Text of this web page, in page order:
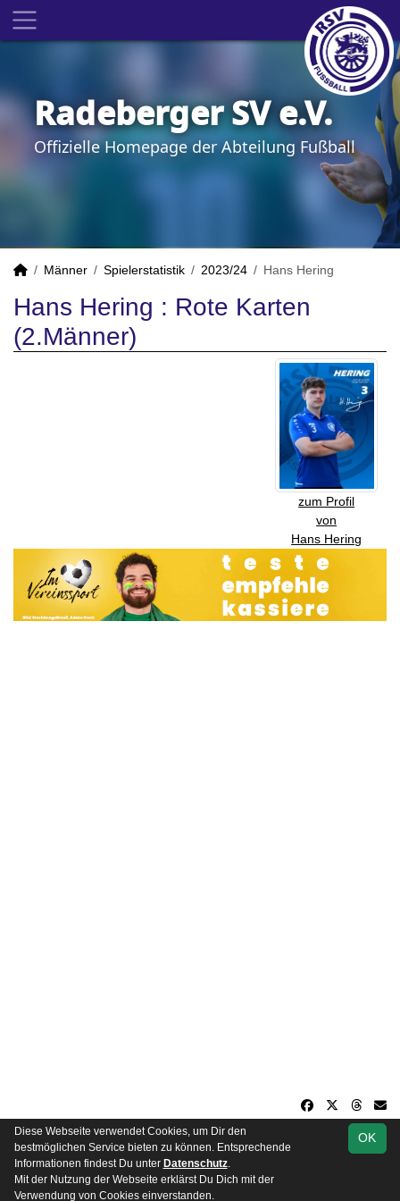
Radeberger SV e.V.
Offizielle Homepage der Abteilung Fußball
Männer Spielerstatistik 2023/24 Hans Hering
Hans Hering : Rote Karten
(2.Männer)
zum Profil
von
Hans Hering
soccero.de
© 2006 - 2026
Besucherstatistik Impressum Datenschutz
OK
Diese Webseite verwendet Cookies, um Dir den
bestmöglichen Service bieten zu können. Entsprechende
Informationen findest Du unter Datenschutz.
Mit der Nutzung der Webseite erklärst Du Dich mit der
Verwendung von Cookies einverstanden.